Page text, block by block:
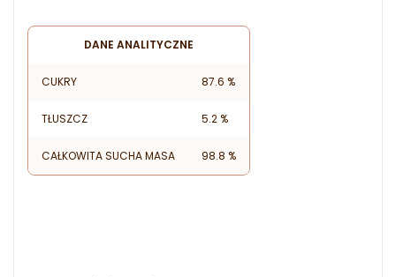
DANE ANALITYCZNE
CUKRY 87.6 %
TŁUSZCZ 5.2 %
CAŁKOWITA SUCHA MASA 98.8 %